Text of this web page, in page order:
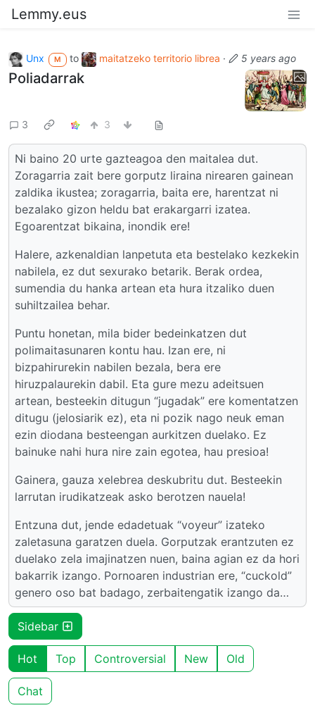
Lemmy.eus
Unx M to maitatzeko territorio librea · 5 years ago
Poliadarrak
3 3
Ni baino 20 urte gazteagoa den maitalea dut.
Zoragarria zait bere gorputz liraina nirearen gainean
zaldika ikustea; zoragarria, baita ere, harentzat ni
bezalako gizon heldu bat erakargarri izatea.
Egoarentzat bikaina, inondik ere!
Halere, azkenaldian lanpetuta eta bestelako kezkekin
nabilela, ez dut sexurako betarik. Berak ordea,
sumendia du hanka artean eta hura itzaliko duen
suhiltzailea behar.
Puntu honetan, mila bider bedeinkatzen dut
polimaitasunaren kontu hau. Izan ere, ni
bizpahirurekin nabilen bezala, bera ere
hiruzpalaurekin dabil. Eta gure mezu adeitsuen
artean, besteekin ditugun “jugadak” ere komentatzen
ditugu (jelosiarik ez), eta ni pozik nago neuk eman
ezin diodana besteengan aurkitzen duelako. Ez
bainuke nahi hura nire zain egotea, hau presioa!
Gainera, gauza xelebrea deskubritu dut. Besteekin
larrutan irudikatzeak asko berotzen nauela!
Entzuna dut, jende edadetuak “voyeur” izateko
zaletasuna garatzen duela. Gorputzak erantzuten ez
duelako zela imajinatzen nuen, baina agian ez da hori
bakarrik izango. Pornoaren industrian ere, “cuckold”
genero oso bat badago, zerbaitengatik izango da…
Sidebar
Hot Top Controversial New Old
Chat